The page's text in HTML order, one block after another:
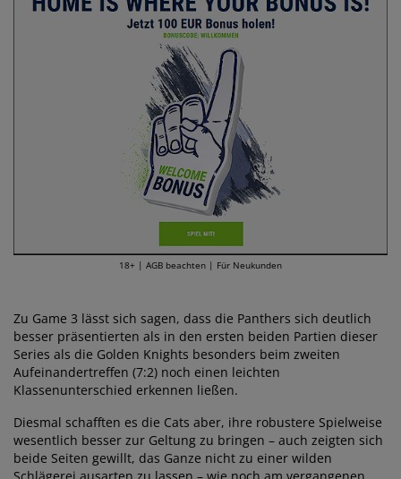
18+ | AGB beachten | Für Neukunden
Zu Game 3 lässt sich sagen, dass die Panthers sich deutlich
besser präsentierten als in den ersten beiden Partien dieser
Series als die Golden Knights besonders beim zweiten
Aufeinandertreffen (7:2) noch einen leichten
Klassenunterschied erkennen ließen.
Diesmal schafften es die Cats aber, ihre robustere Spielweise
wesentlich besser zur Geltung zu bringen – auch zeigten sich
beide Seiten gewillt, das Ganze nicht zu einer wilden